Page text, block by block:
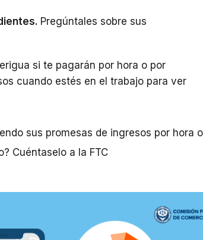
Pregúntales sobre sus
si te pagarán por hora o por
cuando estés en el trabajo para ver
sus promesas de ingresos por hora
Cuéntaselo a la FTC